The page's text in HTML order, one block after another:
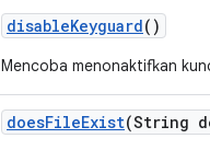
disableKeyguard()
Mencoba menonaktifkan
doesFileExist(String